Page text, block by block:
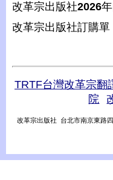
改革宗出版社2026
改革宗出版社訂購單
TRTF台灣改革宗翻
院
改革宗出版社 台北市南京東路